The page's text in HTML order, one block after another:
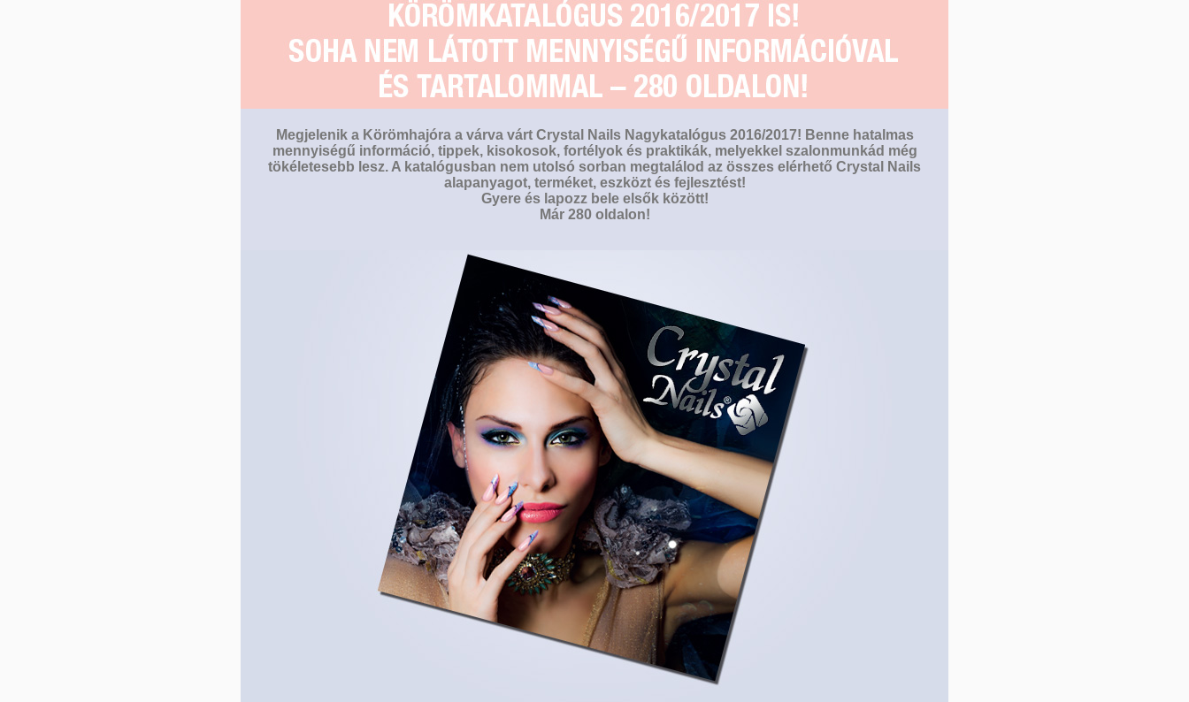
Megjelenik a Körömhajóra a várva várt Crystal Nails Nagykatalógus 2016/2017! Benne hatalmas
mennyiségű információ, tippek, kisokosok, fortélyok és praktikák, melyekkel szalonmunkád még
tökéletesebb lesz. A katalógusban nem utolsó sorban megtalálod az összes elérhető Crystal Nails
alapanyagot, terméket, eszközt és fejlesztést!
Gyere és lapozz bele elsők között!
Már 280 oldalon!